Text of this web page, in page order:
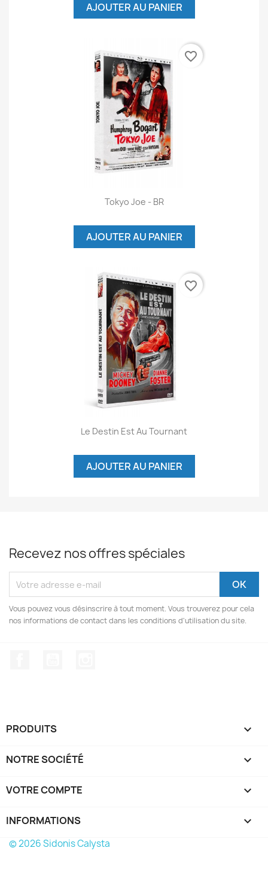
AJOUTER AU PANIER
Tokyo Joe - BR
AJOUTER AU PANIER
favorite_border
Le Destin Est Au Tournant
AJOUTER AU PANIER
favorite_border
Recevez nos offres spéciales
Vous pouvez vous désinscrire à tout moment. Vous trouverez pour cela
nos informations de contact dans les conditions d'utilisation du site.
PRODUITS 
NOTRE SOCIÉTÉ 
VOTRE COMPTE 
INFORMATIONS keyboard_arrow_down
© 2026 Sidonis Calysta